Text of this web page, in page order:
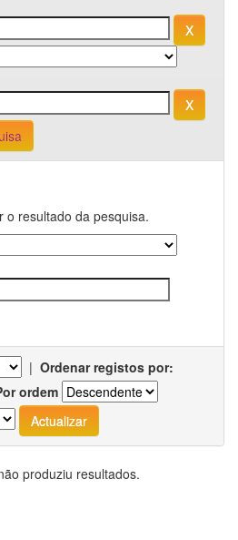
o resultado da pesquisa.
| Ordenar registos por:
ordem
produziu resultados.